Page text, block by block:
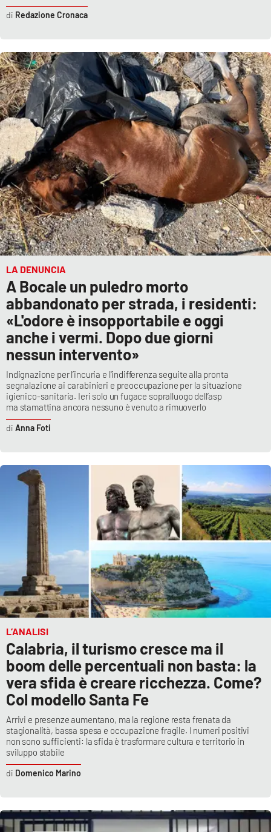
Redazione Cronaca
LA DENUNCIA
A Bocale un puledro morto
abbandonato per strada, i residenti:
«L'odore è insopportabile e oggi
anche i vermi. Dopo due giorni
nessun intervento»
Indignazione per l’incuria e l'indifferenza seguite alla pronta
segnalazione ai carabinieri e preoccupazione per la situazione
igienico-sanitaria. Ieri solo un fugace sopralluogo dell’asp
ma stamattina ancora nessuno è venuto a rimuoverlo
Anna Foti
L’ANALISI
Calabria, il turismo cresce ma il
boom delle percentuali non basta: la
vera sfida è creare ricchezza. Come?
Col modello Santa Fe
Arrivi e presenze aumentano, ma la regione resta frenata da
stagionalità, bassa spesa e occupazione fragile. I numeri positivi
non sono sufficienti: la sfida è trasformare cultura e territorio in
sviluppo stabile
Domenico Marino